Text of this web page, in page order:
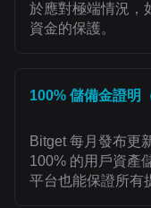
於應對極端情況，
資金的保護。
100% 儲備金證明
Bitget 每月發布更
100% 的用戶資產
平台也能保證所有